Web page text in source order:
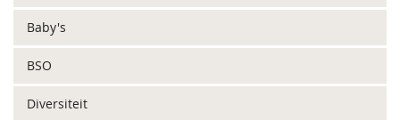
Baby's
BSO
Diversiteit